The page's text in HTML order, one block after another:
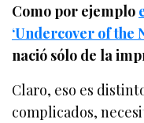
Como por ejemplo
‘Undercover of the
nació sólo de la
Claro, eso es
complicados,